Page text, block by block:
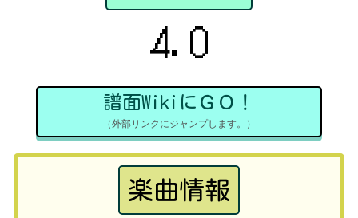
4.0
譜面WikiにＧＯ！
（外部リンクにジャンプします。）
楽曲情報